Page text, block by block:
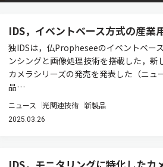
IDS，イベントベース方式の産業
独IDSは，仏Propheseeのイベントベー
ンシングと画像処理技術を搭載した，新
カメラシリーズの発売を発表した（ニュ
品…
ニュース 光関連技術 新製品
2025.03.26